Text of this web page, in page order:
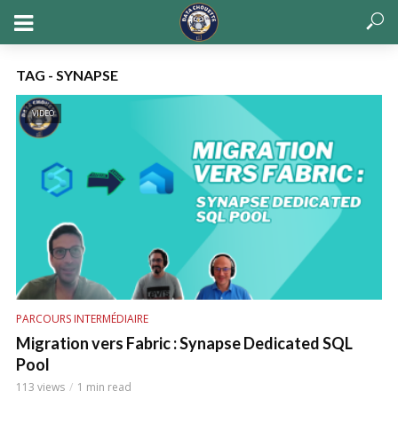
TAG - SYNAPSE
VIDEO
PARCOURS INTERMÉDIAIRE
Migration vers Fabric : Synapse Dedicated SQL
Pool
113 views 1 min read